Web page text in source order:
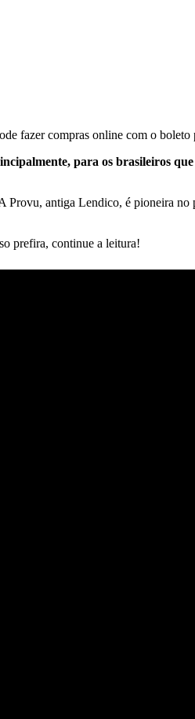
fazer compras online com o
para os brasileiros
Provu, antiga Lendico, é pioneira
prefira, continue a leitura!